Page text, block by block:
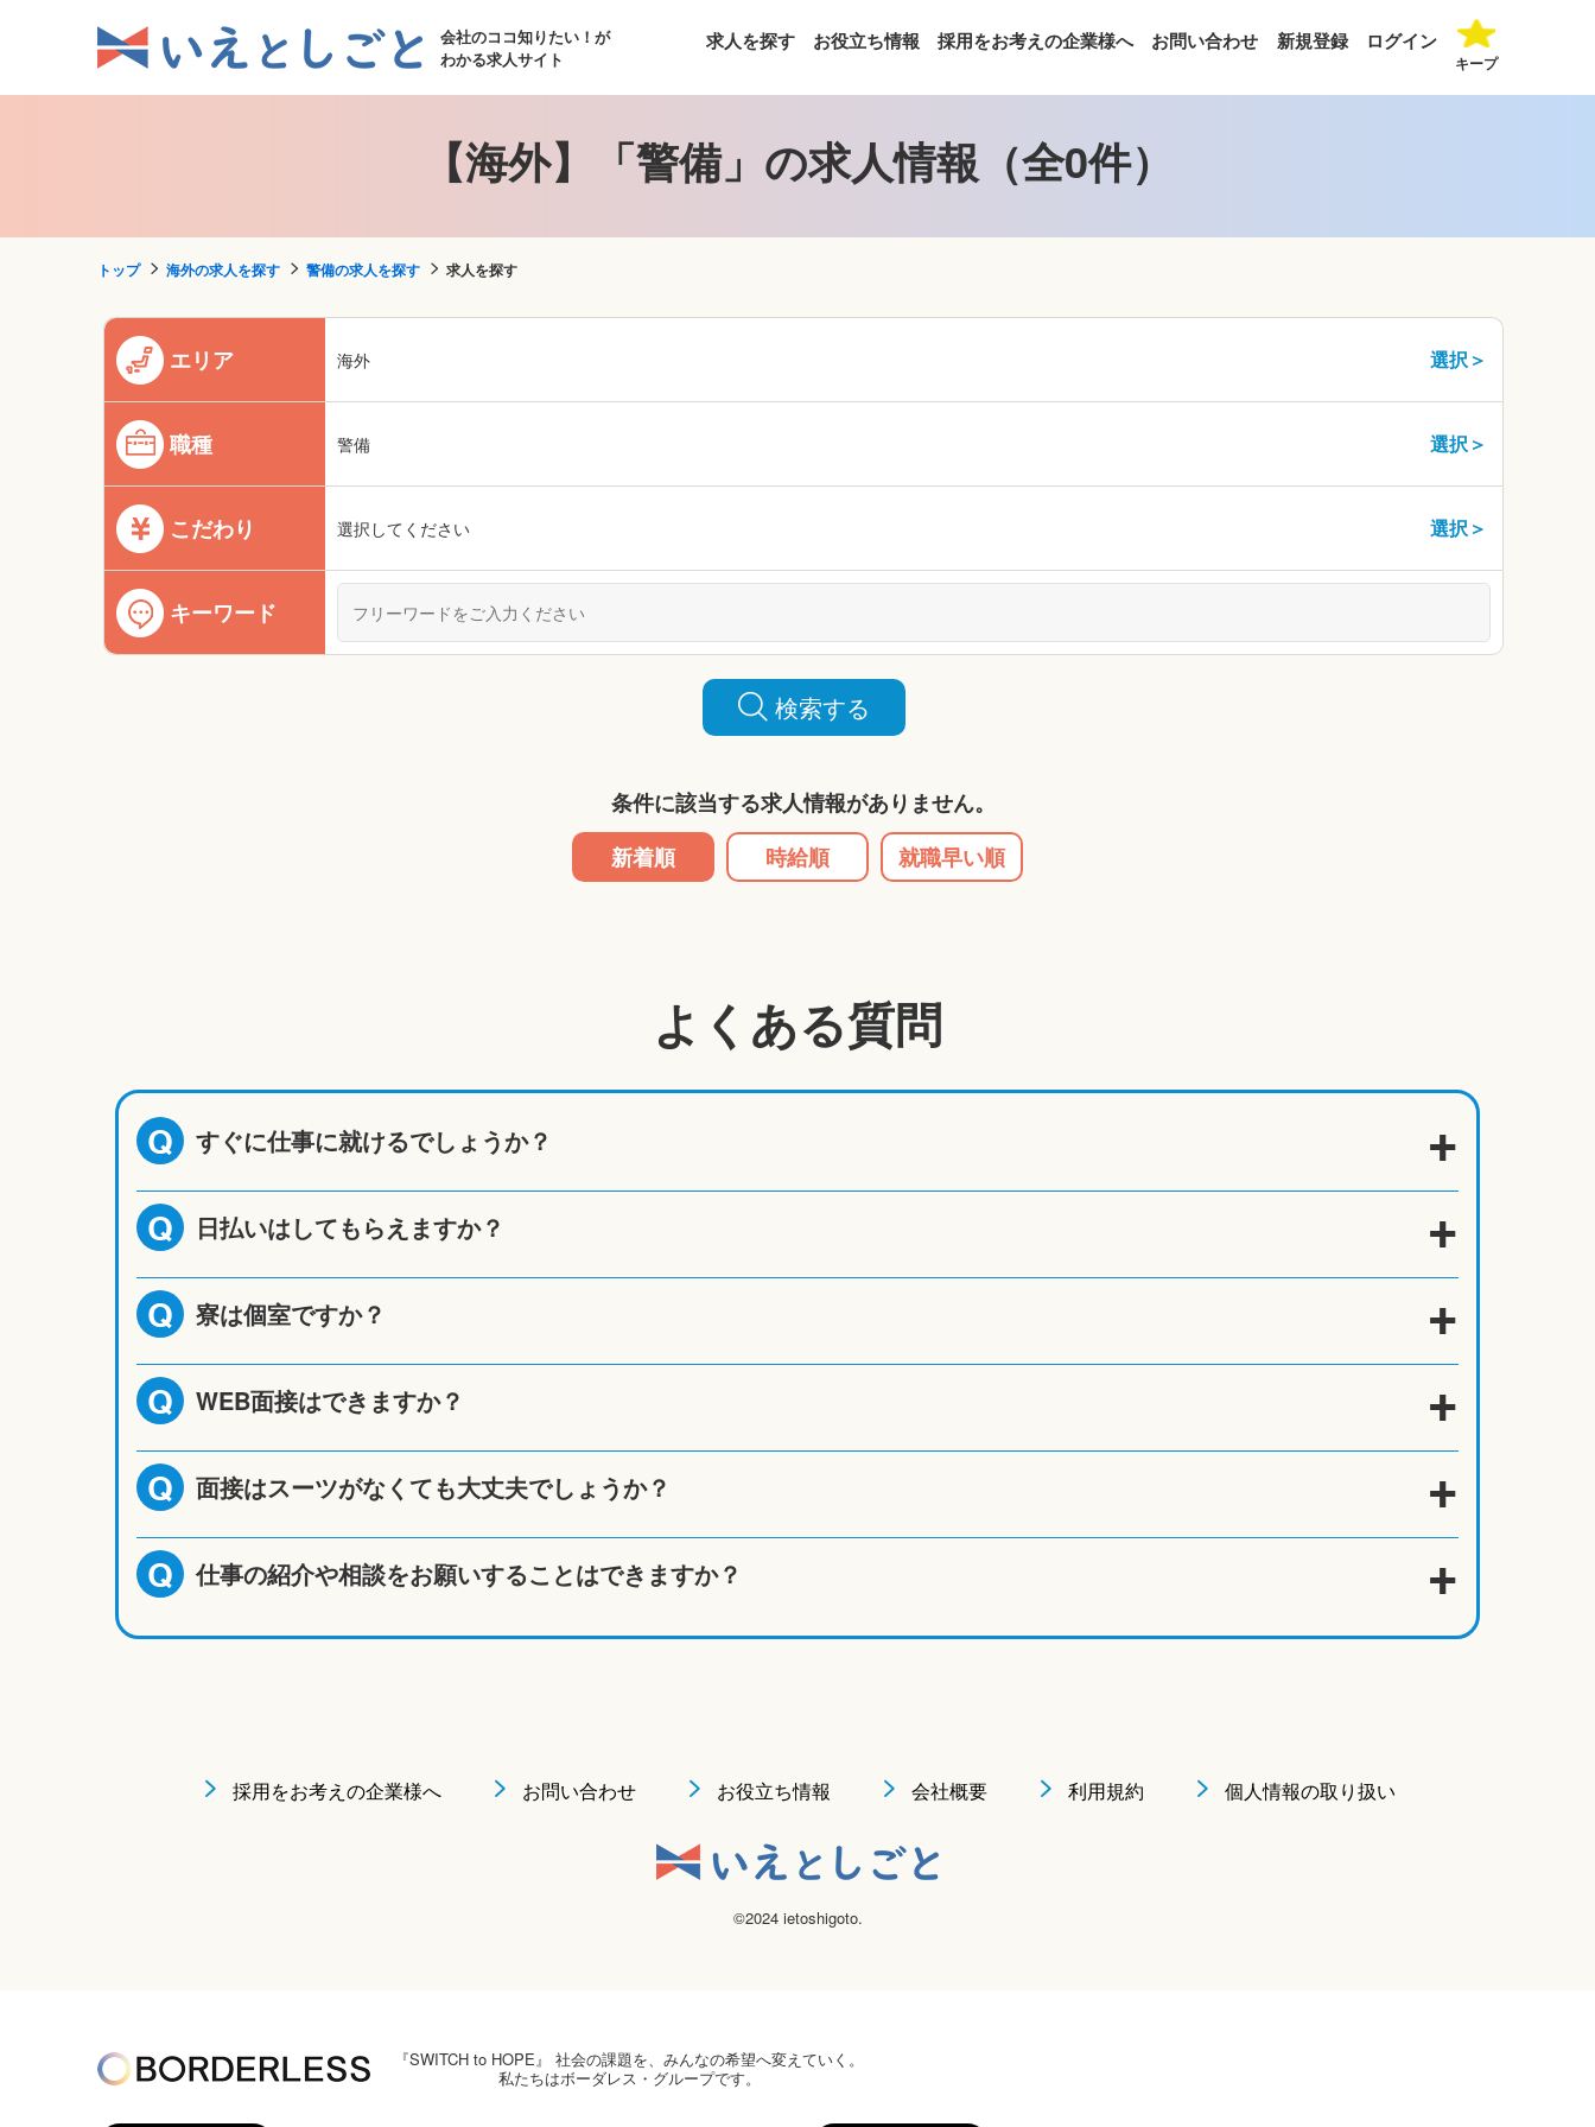
会社のココ知りたい！が
わかる求人サイト
求人を探す お役立ち情報 採用をお考えの企業様へ お問い合わせ 新規登録 ログイン
キープ
【海外】「警備」の求人情報（全0件）
トップ 海外の求人を探す 警備の求人を探す 求人を探す
エリア 海外 選択＞
職種 警備 選択＞
こだわり 選択してください 選択＞
キーワード
検索する
条件に該当する求人情報がありません。
新着順
時給順 就職早い順
よくある質問
Q すぐに仕事に就けるでしょうか？
Q 日払いはしてもらえますか？
Q 寮は個室ですか？
Q WEB面接はできますか？
Q 面接はスーツがなくても大丈夫でしょうか？
Q 仕事の紹介や相談をお願いすることはできますか？
採用をお考えの企業様へ お問い合わせ お役立ち情報 会社概要 利用規約 個人情報の取り扱い
©2024 ietoshigoto.
『SWITCH to HOPE』 社会の課題を、みんなの希望へ変えていく。
私たちはボーダレス・グループです。